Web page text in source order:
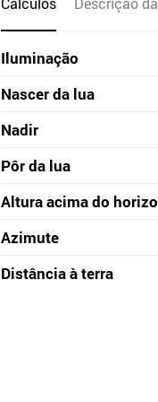
Iluminação
Nascer da lua
Nadir
Pôr da lua
Altura acima do
Azimute
Distância à terra